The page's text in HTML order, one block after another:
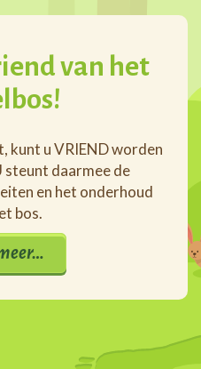
van het
kunt u VRIEND worden
steunt daarmee de
en het onderhoud
bos.